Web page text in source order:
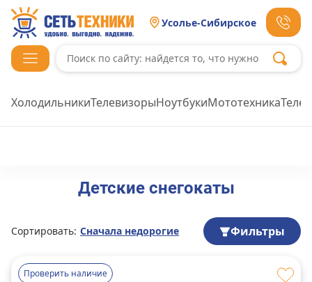
Усолье-Сибирское
ХолодильникиТелевизорыНоутбукиМототехника
Детские снегокаты
Сортировать: Сначала недорогие Фильтры
Проверить наличие